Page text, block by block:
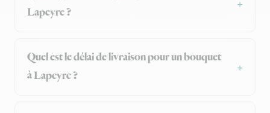
Lapeyre ?
Quel est le délai de livraison pour un bouquet
à Lapeyre ?